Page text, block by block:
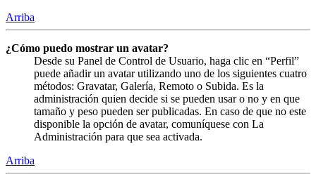
Arriba
¿Cómo puedo mostrar un avatar?
Desde su Panel de Control de Usuario, haga clic en “Perfil”
puede añadir un avatar utilizando uno de los siguientes cuatro
métodos: Gravatar, Galería, Remoto o Subida. Es la
administración quien decide si se pueden usar o no y en que
tamaño y peso pueden ser publicadas. En caso de que no este
disponible la opción de avatar, comuníquese con La
Administración para que sea activada.
Arriba